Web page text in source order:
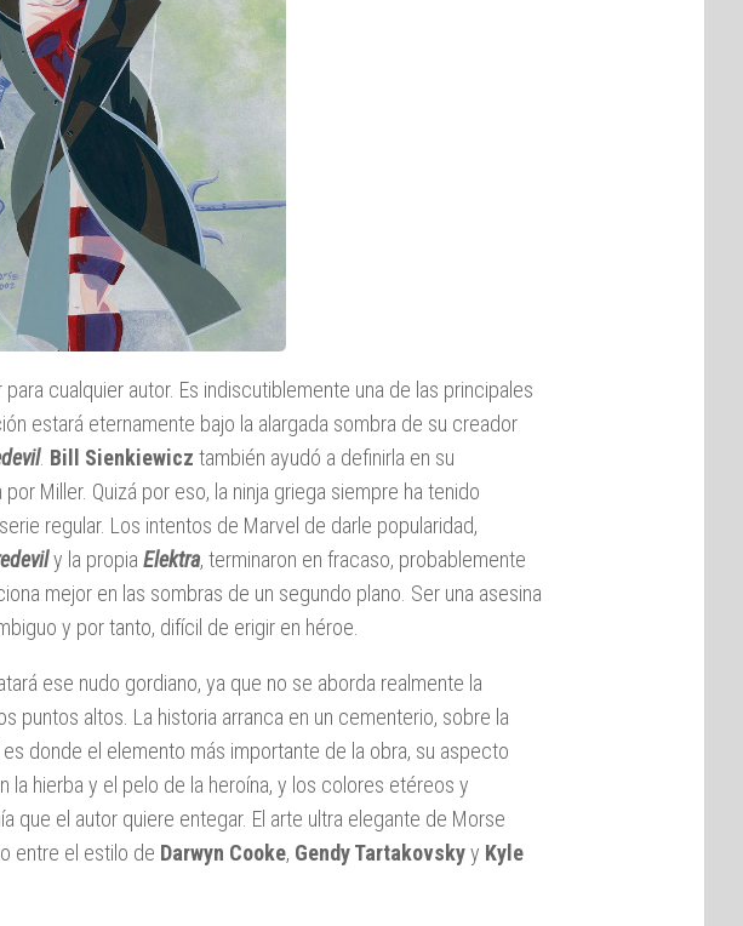
cualquier autor. Es indiscutiblemente una de las principales
estará eternamente bajo la alargada sombra de su creador
. Bill Sienkiewicz también ayudó a definirla en su
Miller. Quizá por eso, la ninja griega siempre ha tenido
regular. Los intentos de Marvel de darle popularidad,
y la propia Elektra, terminaron en fracaso, probablemente
mejor en las sombras de un segundo plano. Ser una asesina
y por tanto, difícil de erigir en héroe.
ese nudo gordiano, ya que no se aborda realmente la
puntos altos. La historia arranca en un cementerio, sobre la
donde el elemento más importante de la obra, su aspecto
la hierba y el pelo de la heroína, y los colores etéreos y
que el autor quiere entegar. El arte ultra elegante de Morse
entre el estilo de Darwyn Cooke, Gendy Tartakovskyy Kyle